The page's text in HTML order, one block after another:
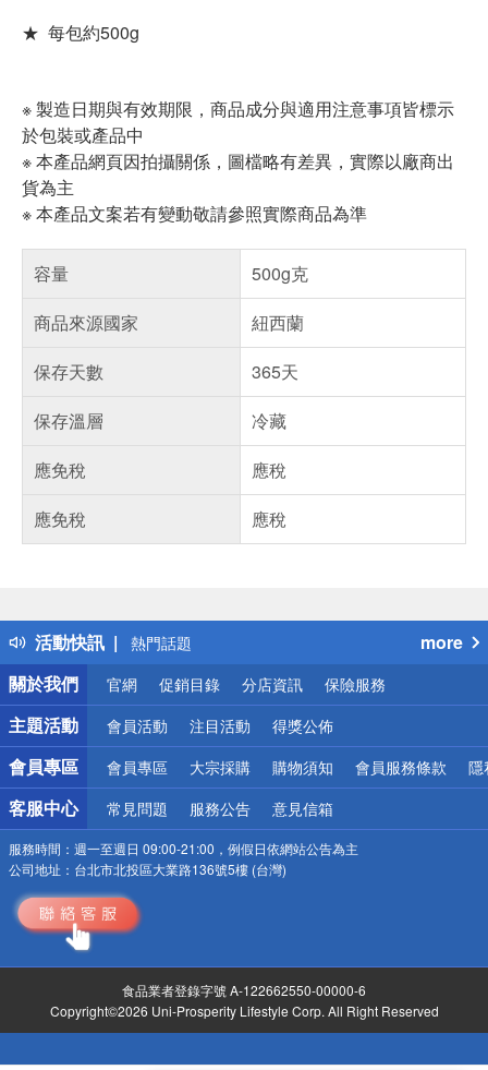
★ 每包約500g
※ 製造日期與有效期限，商品成分與適用注意事項皆標示
於包裝或產品中
※ 本產品網頁因拍攝關係，圖檔略有差異，實際以廠商出
貨為主
※ 本產品文案若有變動敬請參照實際商品為準
容量
500g克
商品來源國家
紐西蘭
保存天數
365天
保存溫層
冷藏
應免稅
應稅
應免稅
應稅
活動快訊
得獎公告
熱門話題
銀行優惠
偏遠地區配送
詐騙網頁！請小心！
more
關於我們
官網 促銷目錄 分店資訊 保險服務
主題活動 會員活動 注目活動 得獎公佈
會員專區 會員專區 大宗採購 購物須知 會員服務條款 隱
客服中心 常見問題 服務公告 意見信箱
服務時間： 週一至週日 09:00-21:00，例假日依網站公告為主
公司地址： 台北市北投區大業路136號5樓 (台灣)
食品業者登錄字號 A-122662550-00000-6
Copyright©2026 Uni-Prosperity Lifestyle Corp. All Right Reserved